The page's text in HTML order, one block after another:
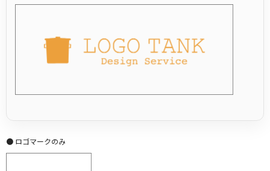
● ロゴマークのみ